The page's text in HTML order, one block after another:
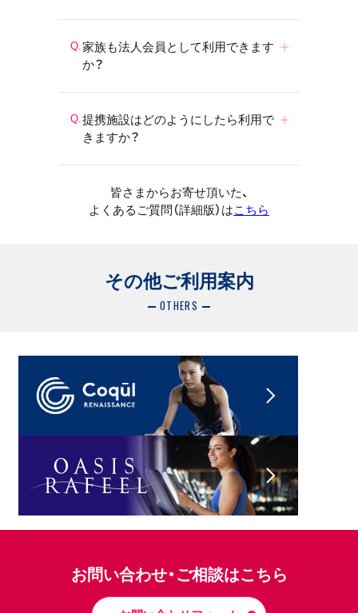
家族も法人会員として利用できます
か？
提携施設はどのようにしたら利用で
きますか？
皆さまからお寄せ頂いた、
よくあるご質問（詳細版）はこちら
その他ご利用案内
OTHERS
お問い合わせ・ご相談はこちら